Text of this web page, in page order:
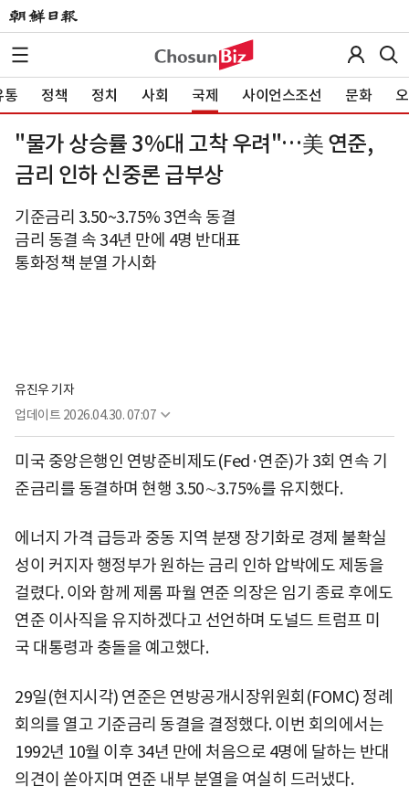
통 정책 정치 사회 국제 사이언스조선 문화
"물가 상승률 3%대 고착 우려"…美 연준,
금리 인하 신중론 급부상
기준금리 3.50~3.75% 3연속 동결
금리 동결 속 34년 만에 4명 반대표
통화정책 분열 가시화
유진우 기자
업데이트 2026.04.30. 07:07
미국 중앙은행인 연방준비제도(Fed·연준)가 3회 연속 기
준금리를 동결하며 현행 3.50∼3.75%를 유지했다.
에너지 가격 급등과 중동 지역 분쟁 장기화로 경제 불확실
성이 커지자 행정부가 원하는 금리 인하 압박에도 제동을
걸렸다. 이와 함께 제롬 파월 연준 의장은 임기 종료 후에도
연준 이사직을 유지하겠다고 선언하며 도널드 트럼프 미
국 대통령과 충돌을 예고했다.
29일(현지시각) 연준은 연방공개시장위원회(FOMC) 정례
회의를 열고 기준금리 동결을 결정했다. 이번 회의에서는
1992년 10월 이후 34년 만에 처음으로 4명에 달하는 반대
의견이 쏟아지며 연준 내부 분열을 여실히 드러냈다.